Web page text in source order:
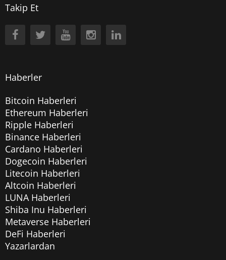
Takip Et
Haberler
Bitcoin Haberleri
Ethereum Haberleri
Ripple Haberleri
Binance Haberleri
Cardano Haberleri
Dogecoin Haberleri
Litecoin Haberleri
Altcoin Haberleri
LUNA Haberleri
Shiba Inu Haberleri
Metaverse Haberleri
DeFi Haberleri
Yazarlardan